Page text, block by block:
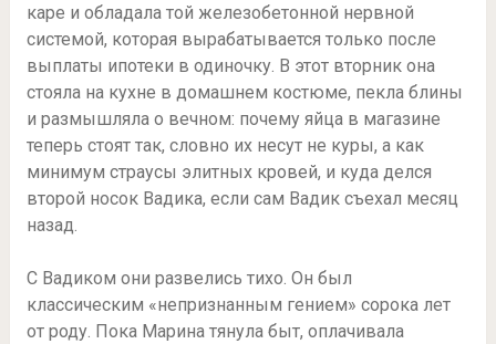
каре и обладала той железобетонной нервной
системой, которая вырабатывается только после
выплаты ипотеки в одиночку. В этот вторник она
стояла на кухне в домашнем костюме, пекла блины
и размышляла о вечном: почему яйца в магазине
теперь стоят так, словно их несут не куры, а как
минимум страусы элитных кровей, и куда делся
второй носок Вадика, если сам Вадик съехал месяц
назад.
С Вадиком они развелись тихо. Он был
классическим «непризнанным гением» сорока лет
от роду. Пока Марина тянула быт, оплачивала